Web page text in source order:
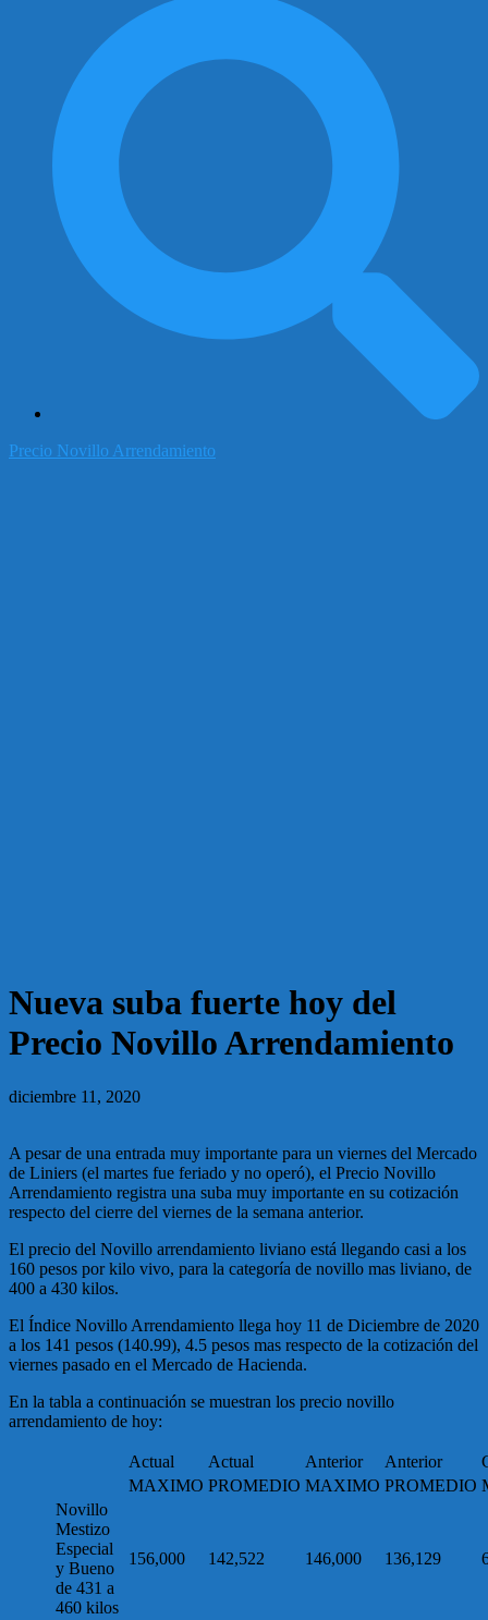
Precio Novillo Arrendamiento
Nueva suba fuerte hoy del
Precio Novillo Arrendamiento
diciembre 11, 2020
A pesar de una entrada muy importante para un viernes del Mercado
de Liniers (el martes fue feriado y no operó), el Precio Novillo
Arrendamiento registra una suba muy importante en su cotización
respecto del cierre del viernes de la semana anterior.
El precio del Novillo arrendamiento liviano está llegando casi a los
160 pesos por kilo vivo, para la categoría de novillo mas liviano, de
400 a 430 kilos.
El Índice Novillo Arrendamiento llega hoy 11 de Diciembre de 2020
a los 141 pesos (140.99), 4.5 pesos mas respecto de la cotización del
viernes pasado en el Mercado de Hacienda.
En la tabla a continuación se muestran los precio novillo
arrendamiento de hoy:
Actual Actual Anterior Anterior
MAXIMO PROMEDIO MAXIMO PROMEDIO
Novillo
Mestizo
Especial
y Bueno
de 431 a
460 kilos
156,000 142,522 146,000 136,129